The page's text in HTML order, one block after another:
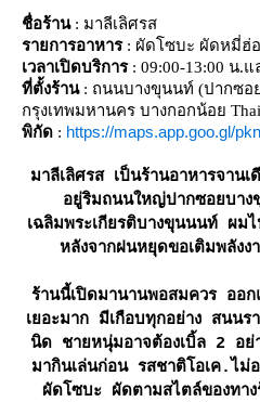
ชื่อร้าน: มาลีเลิศรส
รายการอาหาร: ผัดโซบะ ผัดหมี่ฮ่
เวลาเปิดบริการ: 09:00-13:00 น.แ
ที่ตั้งร้าน: ถนนบางขุนนท์ (ปากซอ
กรุงเทพมหานคร บางกอกน้อย
พิกัด : https://maps.app.goo.gl/
มาลีเลิศรส เป็นร้านอาหารจาน
อยู่ริมถนนใหญ่ปากซอยบา
เฉลิมพระเกียรติบางขุนนนท์ ผม
หลังจากฝนหยุดขอเติมพลั
ร้านนี้เปิดมานานพอสมควร ออ
เยอะมาก มีเกือบทุกอย่าง สนน
นิด ชายหนุ่มอาจต้องเบิ้ล 2 อย่
มากินเล่นก่อน รสชาติโอเค.ไม่
ผัดโซบะ ผัดตามสไตล์ของทา